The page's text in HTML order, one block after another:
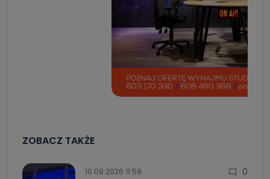
ZOBACZ TAKŻE
10.08.2026 11:59 0